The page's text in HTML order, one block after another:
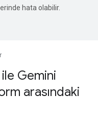
hata olabilir.
Gemini
arasındaki